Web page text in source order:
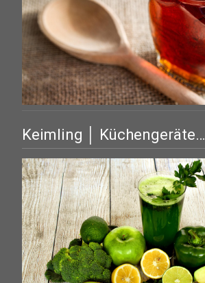
Keimling │ Küchengeräte…